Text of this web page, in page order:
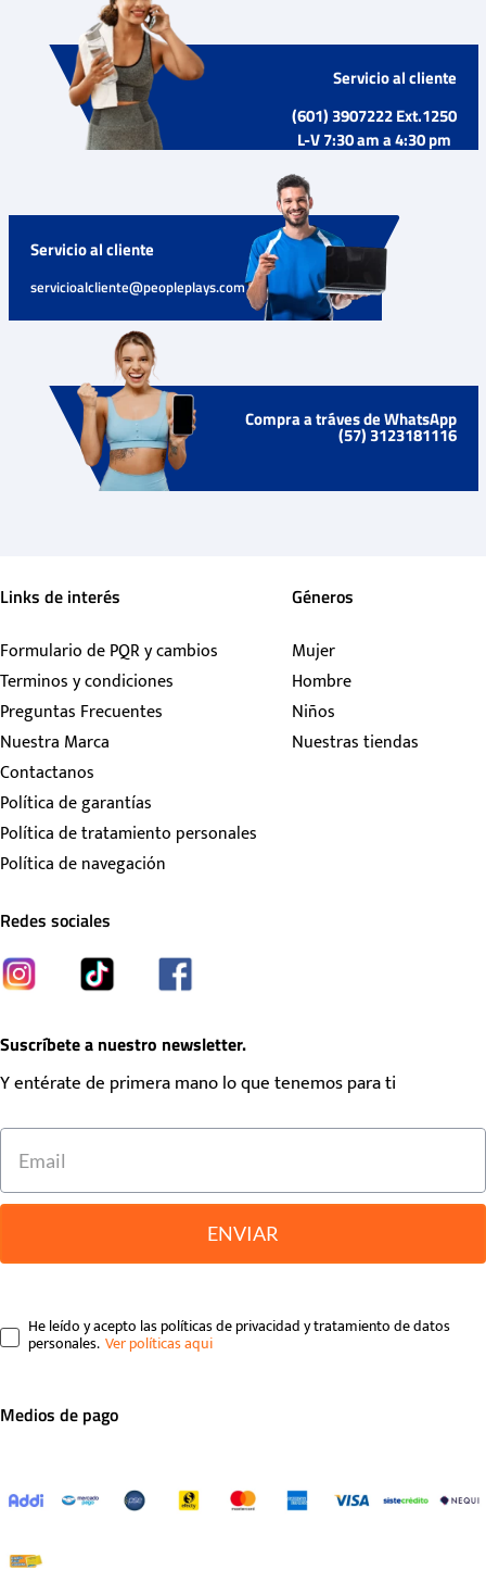
Servicio al cliente
(601) 3907222 Ext.1250
L-V 7:30 am a 4:30 pm
Servicio al cliente
servicioalcliente@peopleplays.com
Compra a tráves de WhatsApp
(57) 3123181116
Links de interés
Formulario de PQR y cambios
Terminos y condiciones
Preguntas Frecuentes
Nuestra Marca
Contactanos
Política de garantías
Política de tratamiento personales
Política de navegación
Géneros
Mujer
Hombre
Niños
Nuestras tiendas
Redes sociales
Suscríbete a nuestro newsletter.
Y entérate de primera mano lo que tenemos para ti
ENVIAR
He leído y acepto las políticas de privacidad y tratamiento de datos
personales.
Medios de pago